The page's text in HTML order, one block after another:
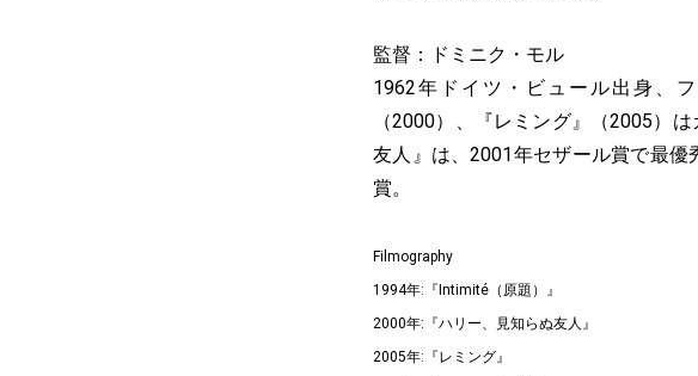
監督：ドミニク・モル
1962年ドイツ・ビュール出身、
（2000）、『レミング』（2005）
友人』は、2001年セザール賞で最
賞。
Filmography
1994年:『Intimité（原題）』
2000年:『ハリー、見知らぬ友人』
2005年:『レミング』